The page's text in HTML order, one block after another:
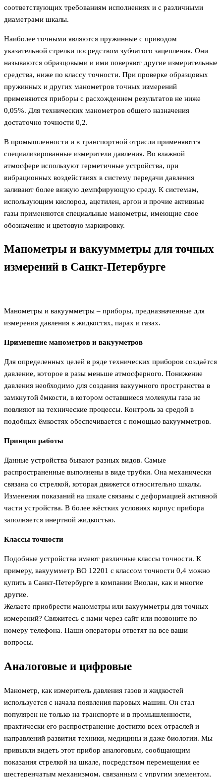
соответствующих требованиям исполнениях и с различными
диаметрами шкалы.
Наиболее точными являются пружинные с приводом
указательной стрелки посредством зубчатого зацепления. Они
называются образцовыми и ими поверяют другие измерительные
средства, ниже по классу точности. При проверке образцовых
пружинных и других манометров точных измерений
применяются приборы с расхождением результатов не ниже
0,05%. Для технических манометров общего назначения
достаточно точности 0,2.
В промышленности и в транспортной отрасли применяются
специализированные измерители давления. Во влажной
атмосфере используют герметичные устройства, при
вибрационных воздействиях в систему передачи давления
заливают более вязкую демпфирующую среду. К системам,
использующим кислород, ацетилен, аргон и прочие активные
газы применяются специальные манометры, имеющие свое
обозначение и цветовую маркировку.
Манометры и вакуумметры для точных
измерений в Санкт-Петербурге
Манометры и вакуумметры – приборы, предназначенные для
измерения давления в жидкостях, парах и газах.
Применение манометров и вакууметров
Для определенных целей в ряде технических приборов создаётся
давление, которое в разы меньше атмосферного. Понижение
давления необходимо для создания вакуумного пространства в
замкнутой ёмкости, в котором оставшиеся молекулы газа не
повлияют на технические процессы. Контроль за средой в
подобных ёмкостях обеспечивается с помощью вакуумметров.
Принцип работы
Данные устройства бывают разных видов. Самые
распространенные выполнены в виде трубки. Она механически
связана со стрелкой, которая движется относительно шкалы.
Изменения показаний на шкале связаны с деформацией активной
части устройства. В более жёстких условиях корпус прибора
заполняется инертной жидкостью.
Классы точности
Подобные устройства имеют различные классы точности. К
примеру, вакуумметр ВО 12201 с классом точности 0,4 можно
купить в Санкт-Петербурге в компании Виолан, как и многие
другие.
Желаете приобрести манометры или вакуумметры для точных
измерений? Свяжитесь с нами через сайт или позвоните по
номеру телефона. Наши операторы ответят на все ваши
вопросы.
Аналоговые и цифровые
Манометр, как измеритель давления газов и жидкостей
используется с начала появления паровых машин. Он стал
популярен не только на транспорте и в промышленности,
практически его распространение достигло всех отраслей и
направлений развития техники, медицины и даже биологии. Мы
привыкли видеть этот прибор аналоговым, сообщающим
показания стрелкой на шкале, посредством перемещения ее
шестеренчатым механизмом, связанным с упругим элементом,